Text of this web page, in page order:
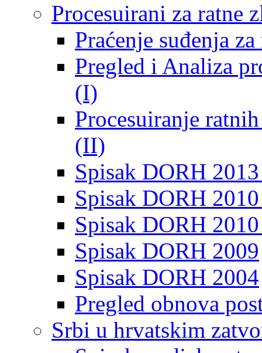
Procesuirani za ratne
Praćenje suđenja
Pregled i Analiza
(I)
Procesuiranje
(II)
Spisak DORH
Spisak DORH
Spisak DORH
Spisak DORH 2009
Spisak DORH 2004
Pregled obnova
Srbi u hrvatskim